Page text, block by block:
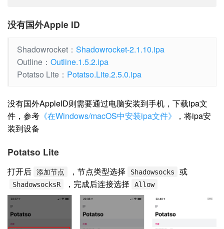
没有国外Apple ID
Shadowrocket： Shadowrocket-2.1.10.ipa
Outline： Outline.1.5.2.ipa
Potatso Lite： Potatso.Lite.2.5.0.ipa
没有国外AppleID则需要通过电脑安装到手机，下载ipa文
件，参考 《在Windows/macOS中安装ipa文件》
，将ipa安
装到设备
Potatso Lite
打开后 添加节点 ，节点类型选择 Shadowsocks 或
ShadowsocksR ，完成后连接选择 Allow